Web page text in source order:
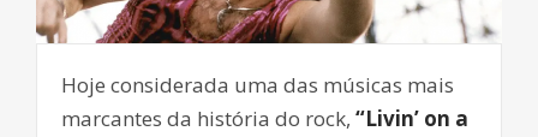
Hoje considerada uma das músicas mais
marcantes da história do rock, “Livin’ on a